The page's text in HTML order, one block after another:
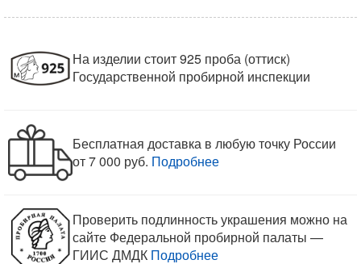
На изделии стоит 925 проба (оттиск)
Государственной пробирной инспекции
Бесплатная доставка в любую точку России
от 7 000 руб. Подробнее
Проверить подлинность украшения можно на
сайте Федеральной пробирной палаты —
ГИИС ДМДК Подробнее